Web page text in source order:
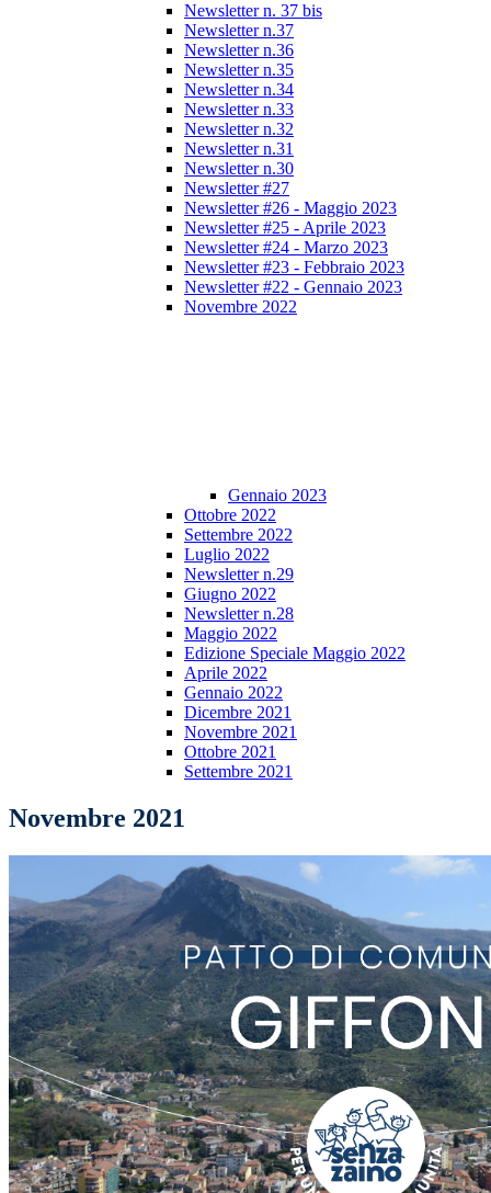
Newsletter n. 37 bis
Newsletter n.37
Newsletter n.36
Newsletter n.35
Newsletter n.34
Newsletter n.33
Newsletter n.32
Newsletter n.31
Newsletter n.30
Newsletter #27
Newsletter #26 - Maggio 2023
Newsletter #25 - Aprile 2023
Newsletter #24 - Marzo 2023
Newsletter #23 - Febbraio 2023
Newsletter #22 - Gennaio 2023
Novembre 2022
Gennaio 2023
Ottobre 2022
Settembre 2022
Luglio 2022
Newsletter n.29
Giugno 2022
Newsletter n.28
Maggio 2022
Edizione Speciale Maggio 2022
Aprile 2022
Gennaio 2022
Dicembre 2021
Novembre 2021
Ottobre 2021
Settembre 2021
Novembre 2021